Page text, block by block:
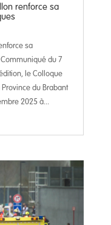
renforce sa
sa
du 7
le Colloque
du Brabant
2025 à...